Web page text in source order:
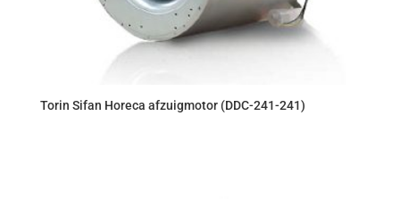
Torin Sifan Horeca afzuigmotor (DDC-241-241)